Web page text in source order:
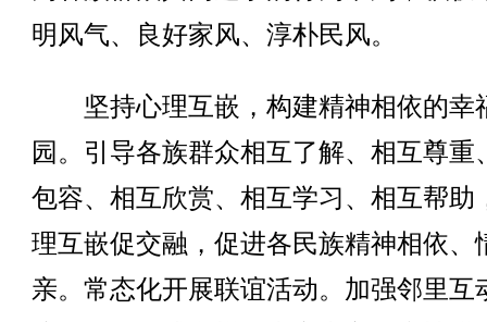
明风气、良好家风、淳朴民风。
坚持心理互嵌，构建精神相依的幸
园。引导各族群众相互了解、相互尊重
包容、相互欣赏、相互学习、相互帮助
理互嵌促交融，促进各民族精神相依、
亲。常态化开展联谊活动。加强邻里互